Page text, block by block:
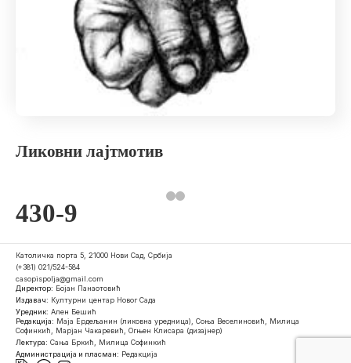
Ликовни лајтмотив
430-9
Католичка порта 5, 21000 Нови Сад, Србија
(+381) 021/524-584
casopispolja@gmail.com
Директор: Бојан Панаотовић
Издавач: Културни центар Новог Сада
Уредник: Ален Бешић
Редакција: Маја Ердељанин (ликовна уредница), Соња Веселиновић, Милица
Софинкић, Марјан Чакаревић, Огњен Клисара (дизајнер)
Лектура: Сања Бркић, Милица Софинкић
Администрација и пласман: Редакција